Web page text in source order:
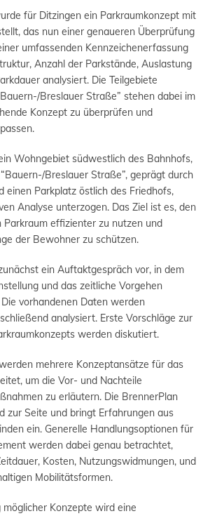
für Ditzingen ein Parkraumkonzept mit
das nun einer genaueren Überprüfung
umfassenden Kennzeichenerfassung
Anzahl der Parkstände, Auslastung
analysiert. Die Teilgebiete
Breslauer Straße” stehen dabei im
Konzept zu überprüfen und
Wohngebiet südwestlich des Bahnhofs,
Breslauer Straße”, geprägt durch
einen Parkplatz östlich des Friedhofs,
Analyse unterzogen. Das Ziel ist es, den
Parkraum effizienter zu nutzen und
der Bewohner zu schützen.
ein Auftaktgespräch vor, in dem
und das zeitliche Vorgehen
vorhandenen Daten werden
analysiert. Erste Vorschläge zur
werden diskutiert.
mehrere Konzeptansätze für das
um die Vor- und Nachteile
zu erläutern. Die BrennerPlan
zur Seite und bringt Erfahrungen aus
ein. Generelle Handlungsoptionen für
werden dabei genau betrachtet,
Kosten, Nutzungswidmungen, und
Mobilitätsformen.
Konzepte wird eine